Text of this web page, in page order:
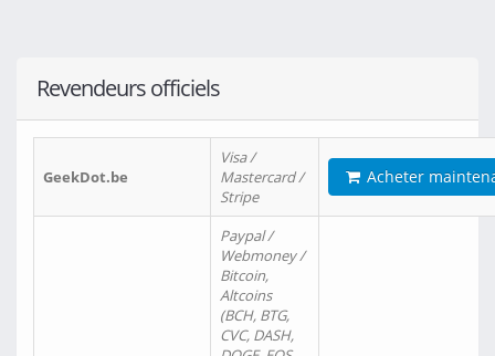
Revendeurs officiels
GeekDot.be
Visa /
Mastercard /
Stripe
Acheter
Paypal /
Webmoney /
Bitcoin,
Altcoins
(BCH, BTG,
CVC, DASH,